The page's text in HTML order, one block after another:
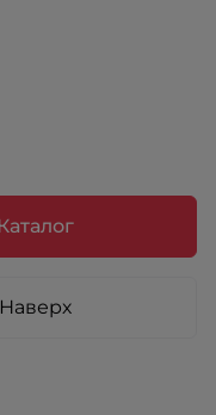
Наверх